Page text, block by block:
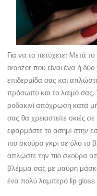
Για να το πετύχετε: Μετά
bronzer που είναι ένα ή
επιδερμίδα σας και
πρόσωπο και το λαιμό
ροδακινί απόχρωση κατά
σας θα χρειαστείτε σκιές
εφαρμόστε το ασημί στην
πιο σκούρο γκρι σε όλο το
απλώστε την πιο σκούρα
βλέμμα σας με μαύρη
ένα πολύ λαμπερό lip